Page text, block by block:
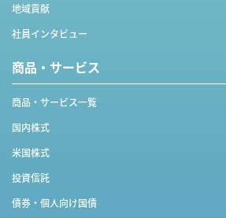
地域貢献
社員インタビュー
商品・サービス
商品・サービス一覧
国内株式
米国株式
投資信託
債券・個人向け国債